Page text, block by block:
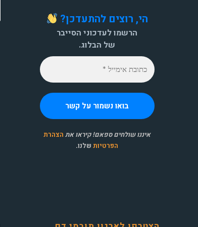
הי, רוצים להתעדכן?
הרשמו לעדכוני הסייבר
של הבלוג.
איננו שולחים ספאם! קיראו את הצהרת
הפרטיות שלנו.